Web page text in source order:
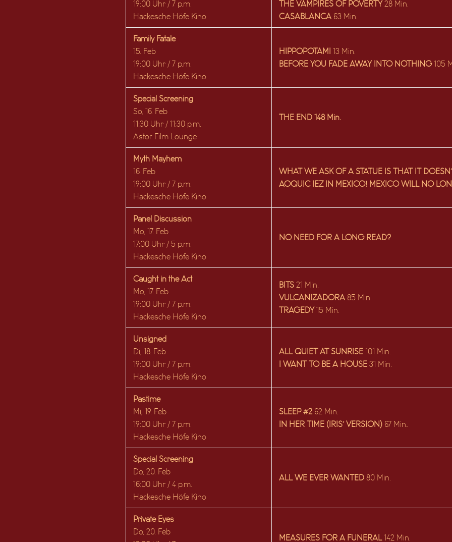
19:00 Uhr / 7 p.m.
Hackesche Höfe Kino
THE VAMPIRES OF POVERTY 28 Min.
CASABLANCA 63 Min.
Family Fatale
15. Feb
19:00 Uhr / 7 p.m.
Hackesche Höfe Kino
HIPPOPOTAMI
13 Min.
BEFORE YOU FADE AWAY INTO NOTHING105
Special Screening
So, 16. Feb
11:30 Uhr / 11:30 p.m.
Astor Film Lounge
THE END 148 Min.
Myth Mayhem
16. Feb
19:00 Uhr / 7 p.m.
Hackesche Höfe Kino
WHAT WE ASK OF A STATUE IS THAT IT
AOQUIC IEZ IN MEXICO! MEXICO WILL NO
Panel Discussion
Mo, 17. Feb
17:00 Uhr / 5 p.m.
Hackesche Höfe Kino
NO NEED FOR A LONG READ?
Caught in the Act
Mo, 17. Feb
19:00 Uhr / 7 p.m.
Hackesche Höfe Kino
BITS 21 Min.
VULCANIZADORA 85 Min.
TRAGEDY 15 Min.
Unsigned
Di, 18. Feb
19:00 Uhr / 7 p.m.
Hackesche Höfe Kino
ALL QUIET AT SUNRISE
101 Min.
I WANT TO BE A HOUSE 31 Min.
Pastime
Mi, 19. Feb
19:00 Uhr / 7 p.m.
Hackesche Höfe Kino
SLEEP #262 Min.
IN HER TIME (IRIS’ VERSION) 67 Min.
Special Screening
Do, 20. Feb
16:00 Uhr / 4 p.m.
Hackesche Höfe Kino
ALL WE EVER WANTED 80 Min.
Private Eyes
Do, 20. Feb
MEASURES FOR A FUNERAL 142 Min.